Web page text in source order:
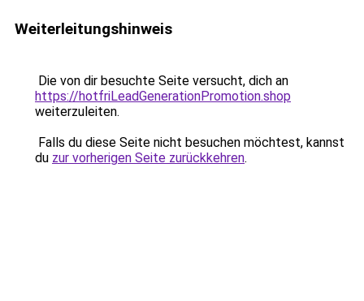
Weiterleitungshinweis
Die von dir besuchte Seite versucht, dich an
https://hotfriLeadGenerationPromotion.shop
weiterzuleiten.
Falls du diese Seite nicht besuchen möchtest, kannst
du zur vorherigen Seite zurückkehren.